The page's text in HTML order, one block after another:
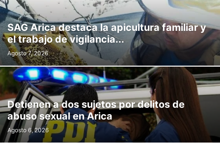
SAG Arica destaca la apicultura familiar y
el trabajo de vigilancia...
Agosto 7, 2026
Detienen a dos sujetos por delitos de
abuso sexual en Arica
Agosto 6, 2026